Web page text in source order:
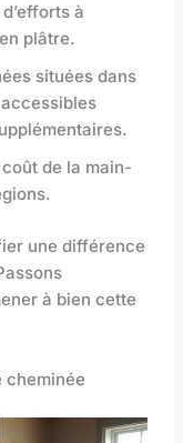
à
plâtre.
situées dans
coût de la main-
une différence
à bien cette
cheminée